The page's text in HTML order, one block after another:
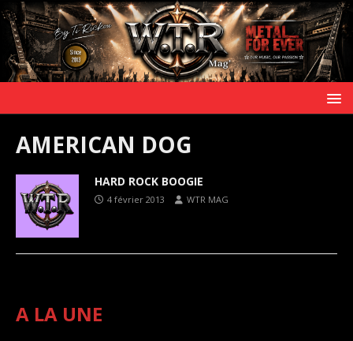
AMERICAN DOG
HARD ROCK BOOGIE
4 février 2013 WTR MAG
A LA UNE